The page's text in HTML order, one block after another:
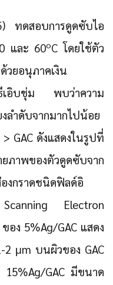
ทดสอบการดูดซับไอ
และ 60oC โดยใช้ตัว
ยอนุภาคเงิน
เอิบชุ่ม พบว่าความ
ลำดับจากมากไปน้อย
GAC ดังแสดงในรูปที่
องตัวดูดซับจาก
งกราดชนิดฟิลด์อิ
Electron
อง 5%Ag/GAC แสดง
μm บนผิวของ GAC
GAC มีขนาด